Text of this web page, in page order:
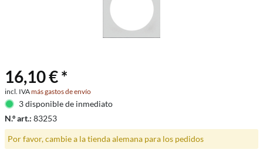
16,10 € *
incl. IVAmás gastos de envío
3 disponible de inmediato
N.º art.: 83253
Por favor, cambie a la tienda alemana para los pedidos